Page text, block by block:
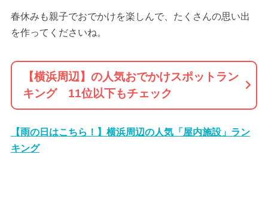
春休みも親子でおでかけを楽しんで、たくさんの思い出
を作ってくださいね。
【横浜周辺】の人気おでかけスポットラン
キング 11位以下もチェック
【雨の日はこちら！】横浜周辺の人気「屋内施設」ラン
キング